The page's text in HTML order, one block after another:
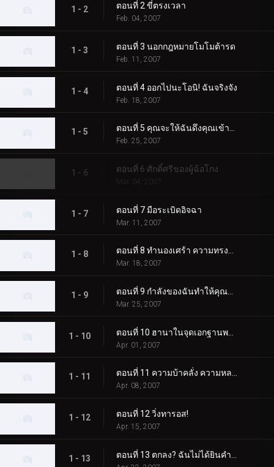
1 - 2 ตอนที่ 2 ขี่ตรงเวลา
Feb. 04, 2007
1 - 3 ตอนที่ 3 นอกกฎหมายโมโมต้ารด
Feb. 11, 2007
1 - 4 ตอนที่ 4 ออกไปนะโอนิ! ฉันจริงจัง
Feb. 18, 2007
1 - 5 ตอนที่ 5 คุณจะให้ฉันดึงคุณเข้ามาไหม?
Feb. 25, 2007
1 - 6 ตอนที่ 6 ศักดิ์ศรีของผู้ฉ้อโกง
Mar. 04, 2007
1 - 7 ตอนที่ 7 มือระเบิดอิจฉา
Mar. 11, 2007
1 - 8 ตอนที่ 8 ทำนองเศร้า ความทรงจำแห่งความรัก
Mar. 18, 2007
1 - 9
Mar. 25, 2007
1 - 10
Apr. 01, 2007
1 - 11 ตอนที่ 11 ความบ้าคลั่ง ความหลงผิด และลมหายใจของทารก
Apr. 08, 2007
1 - 12 ตอนที่ 12 วิ่งทารอส!
Apr. 15, 2007
1 - 13